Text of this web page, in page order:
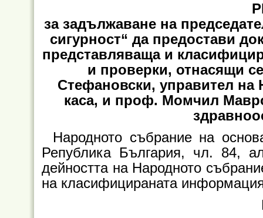
за задължаване на
сигурност“ да предостави
представляваща и
и проверки, отнасящи
Стефановски, управител на
каса, и проф. Момчил
Народното събрание на
Република България, чл. 84,
дейността на Народното
на класифицираната